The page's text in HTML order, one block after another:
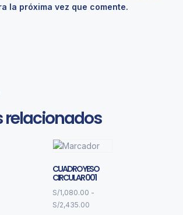
la próxima vez que comente.
relacionados
CUADRO YESO
CIRCULAR 001
S/1,080.00 -
S/2,435.00